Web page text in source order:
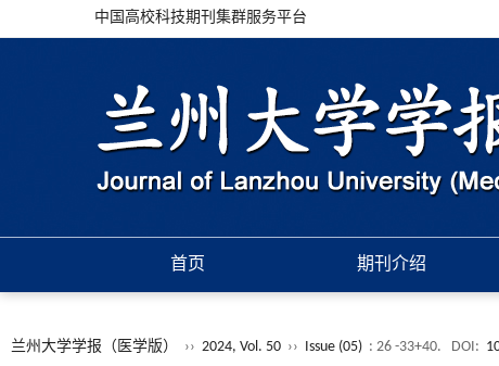
中国高校科技期刊集群服务平台
首页 期刊介绍
兰州大学学报（医学版） ›› 2024, Vol. 50 ›› Issue (05) : 26 -33+40. DOI: